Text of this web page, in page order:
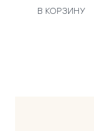
В КОРЗИНУ